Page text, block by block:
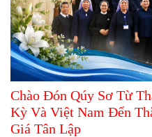
Chào Đón Qúy Sơ Từ
Kỳ Và Việt Nam Đến
Giá Tân Lập